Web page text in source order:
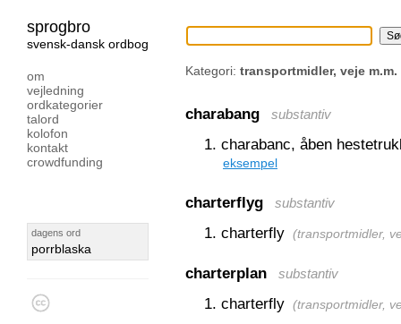
sprogbro
svensk-dansk ordbog
om
vejledning
ordkategorier
talord
kolofon
kontakt
crowdfunding
dagens ord
porrblaska
Kategori: transportmidler, veje m.m.
charabang substantiv
charabanc, åben
eksempel
charterflyg substantiv
charterfly (transportmidler,
charterplan substantiv
charterfly (transportmidler,